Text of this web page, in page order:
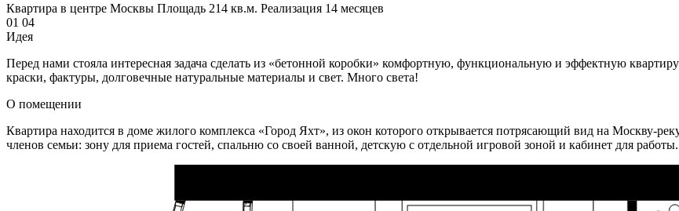
Квартира в центре Москвы Площадь 214 кв.м. Реализация 14 месяцев
01 04
Идея
Перед нами стояла интересная задача сделать из «бетонной коробки» комфортную, функциональную и эффектную
краски, фактуры, долговечные натуральные материалы и свет. Много света!
О помещении
Квартира находится в доме жилого комплекса «Город Яхт», из окон которого открывается потрясающий вид на Москву-
членов семьи: зону для приема гостей, спальню со своей ванной, детскую с отдельной игровой зоной и кабинет для работы.